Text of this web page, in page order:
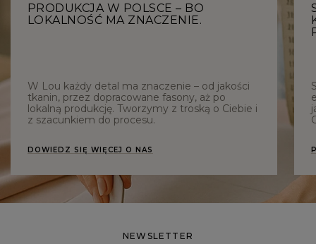
PRODUKCJA W POLSCE – BO
LOKALNOŚĆ MA ZNACZENIE.
W Lou każdy detal ma znaczenie – od jakości
tkanin, przez dopracowane fasony, aż po
lokalną produkcję. Tworzymy z troską o Ciebie i
z szacunkiem do procesu.
DOWIEDZ SIĘ WIĘCEJ O NAS
NEWSLETTER